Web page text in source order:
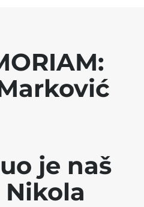
je naš